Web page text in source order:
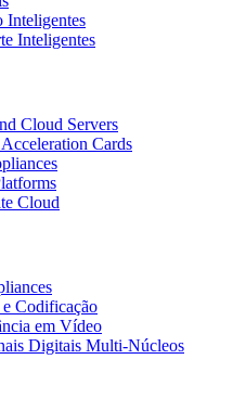
Inteligentes
Inteligentes
Cloud Servers
Cards
Cloud
Codificação
em Vídeo
Digitais Multi-Núcleos